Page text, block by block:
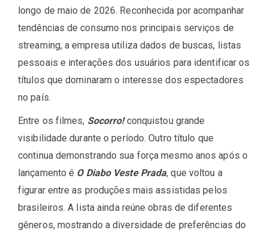
longo de maio de 2026. Reconhecida por acompanhar
tendências de consumo nos principais serviços de
streaming, a empresa utiliza dados de buscas, listas
pessoais e interações dos usuários para identificar os
títulos que dominaram o interesse dos espectadores
no país.
Entre os filmes, Socorro! conquistou grande
visibilidade durante o período. Outro título que
continua demonstrando sua força mesmo anos após o
lançamento é O Diabo Veste Prada, que voltou a
figurar entre as produções mais assistidas pelos
brasileiros. A lista ainda reúne obras de diferentes
gêneros, mostrando a diversidade de preferências do